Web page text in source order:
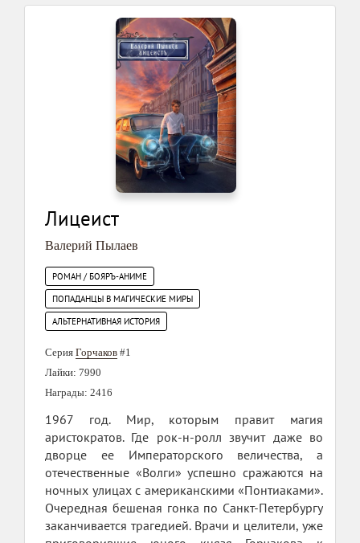
Лицеист
Валерий Пылаев
РОМАН / БОЯРЪ-АНИМЕ
ПОПАДАНЦЫ В МАГИЧЕСКИЕ МИРЫ
АЛЬТЕРНАТИВНАЯ ИСТОРИЯ
Серия Горчаков #1
Лайки: 7990
Награды: 2416
1967 год. Мир, которым правит магия
аристократов. Где рок-н-ролл звучит даже во
дворце ее Императорского величества, а
отечественные «Волги» успешно сражаются на
ночных улицах с американскими «Понтиаками».
Очередная бешеная гонка по Санкт-Петербургу
заканчивается трагедией. Врачи и целители, уже